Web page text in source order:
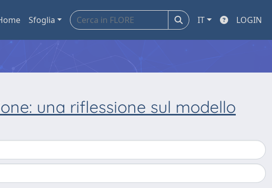
Sfoglia IT LOGIN
una riflessione sul modello